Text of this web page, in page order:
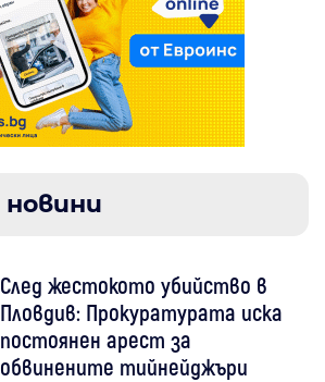
След жестокото убийство в
Пловдив: Прокуратурата иска
постоянен арест за
обвинените тийнейджъри